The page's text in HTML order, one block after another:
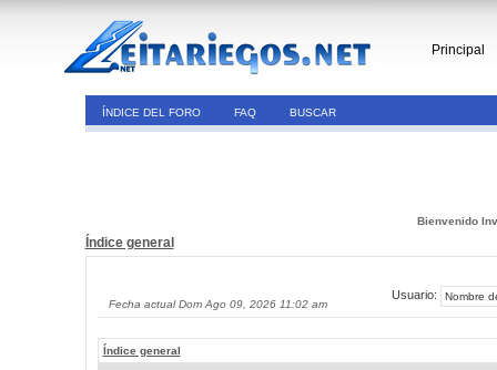
Principal
ÍNDICE DEL FORO FAQ BUSCAR
Bienvenido
Índice general
Fecha actual Dom Ago 09, 2026 11:02 am
Usuario:
Índice general